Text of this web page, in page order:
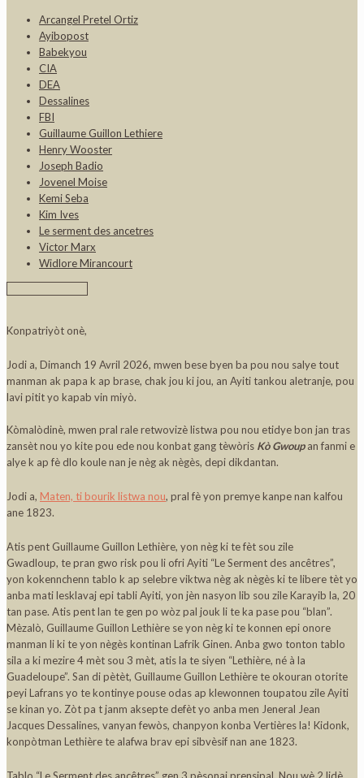
Arcangel Pretel Ortiz
Ayibopost
Babekyou
CIA
DEA
Dessalines
FBI
Guillaume Guillon Lethiere
Henry Wooster
Joseph Badio
Jovenel Moise
Kemi Seba
Kim Ives
Le serment des ancetres
Victor Marx
Widlore Mirancourt
Konpatriyòt onè,
Jodi a, Dimanch 19 Avril 2026, mwen bese byen ba pou nou salye tout
manman ak papa k ap brase, chak jou ki jou, an Ayiti tankou aletranje, pou
lavi pitit yo kapab vin miyò.
Kòmalòdinè, mwen pral rale retwovizè listwa pou nou etidye bon jan tras
zansèt nou yo kite pou ede nou konbat gang tèwòris Kò Gwoupan fanmi e
alye k ap fè dlo koule nan je nèg ak nègès, depi dikdantan.
Jodi a, Maten, ti bourik listwa nou, pral fè yon premye kanpe nan kalfou
ane 1823.
Atis pent Guillaume Guillon Lethière, yon nèg ki te fèt sou zile
Gwadloup, te pran gwo risk pou li ofri Ayiti “Le Serment des ancêtres”,
yon kokennchenn tablo k ap selebre viktwa nèg ak nègès ki te libere tèt yo
anba mati lesklavaj epi tabli Ayiti, yon jèn nasyon lib sou zile Karayib la, 20
tan pase. Atis pent lan te gen po wòz pal jouk li te ka pase pou “blan”.
Mèzalò, Guillaume Guillon Lethière se yon nèg ki te konnen epi onore
manman li ki te yon nègès kontinan Lafrik Ginen. Anba gwo tonton tablo
sila a ki mezire 4 mèt sou 3 mèt, atis la te siyen “Lethière, né à la
Guadeloupe”. San di pètèt, Guillaume Guillon Lethière te okouran otorite
peyi Lafrans yo te kontinye pouse odas ap klewonnen toupatou zile Ayiti
se kinan yo. Zòt pa t janm aksepte defèt yo anba men Jeneral Jean
Jacques Dessalines, vanyan fewòs, chanpyon konba Vertières la! Kidonk,
konpòtman Lethière te alafwa brav epi sibvèsif nan ane 1823.
Tablo “Le Serment des ancêtres” gen 3 pèsonaj prensipal. Nou wè 2 lidè